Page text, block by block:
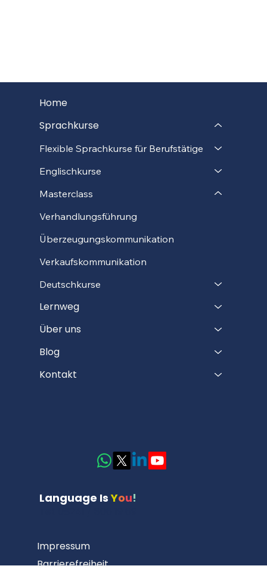
Home
Sprachkurse
Flexible Sprachkurse für Berufstätige
Englischkurse
Masterclass
Verhandlungsführung
Überzeugungskommunikation
Verkaufskommunikation
Deutschkurse
Lernweg
Über uns
Blog
Kontakt
Impressum
Barrierefreiheit
Language IsYou!